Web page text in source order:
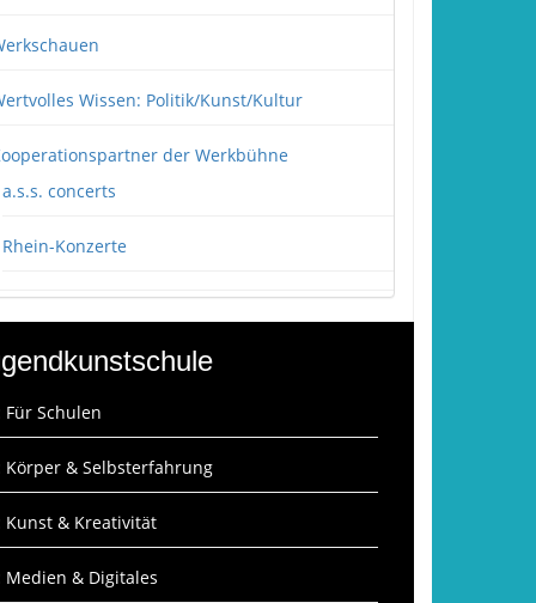
Wissen: Politik/Kunst/Kultur
der Werkbühne
a.s.s. concerts
Rhein-Konzerte
Für Schulen
Körper & Selbsterfahrung
Kunst & Kreativität
Medien & Digitales